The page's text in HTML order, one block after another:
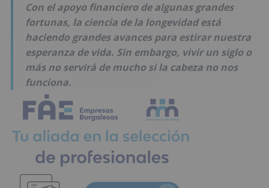
Con el apoyo financiero de algunas grandes
fortunas, la ciencia de la longevidad está
haciendo grandes avances para estirar nuestra
esperanza de vida. Sin embargo, vivir un siglo o
más no servirá de mucho si la cabeza no nos
funciona.